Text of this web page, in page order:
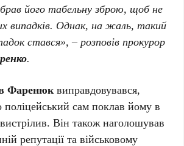
його табельну зброю, щоб не
випадків. Однак, на жаль, такий
стався», – розповів прокурор
.
Фаренюк виправдовувався,
сам поклав йому в
Він також наголошував
репутації та військовому